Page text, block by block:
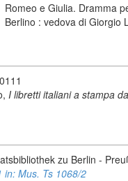
Romeo e Giulia. Dramma
Berlino : vedova di Giorgio
I libretti italiani a stampa
zu Berlin -
in: Mus. Ts 1068/2